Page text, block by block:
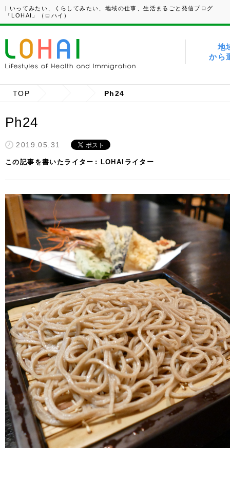
| いってみたい、くらしてみたい、地域の仕事、生活まるごと発信ブログ
「LOHAI」（ロハイ）
地
から
TOP Ph24
Ph24
2019.05.31
この記事を書いたライター LOHAIライター